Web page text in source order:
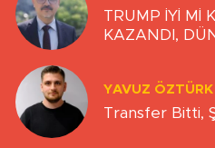
TRUMP İYİ Mİ
KAZANDI,
YAVUZ ÖZTÜRK
Transfer Bitti,